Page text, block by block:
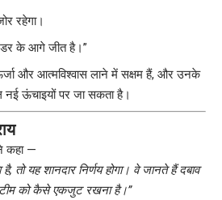
रहेगा।
के आगे जीत है।”
और आत्मविश्वास लाने में सक्षम हैं, और उनके
ऊंचाइयों पर जा सकता है।
कहा —
तो यह शानदार निर्णय होगा। वे जानते हैं दबाव
को कैसे एकजुट रखना है।”